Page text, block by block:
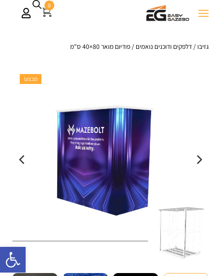
0
גזיבו / דלפקים ודוכנים נואמים / פודיום מואר 80×40 ס"מ
מבצע!